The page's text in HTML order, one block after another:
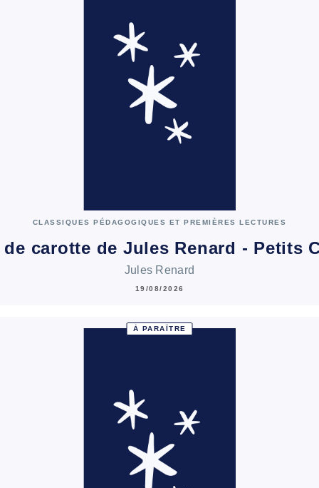
CLASSIQUES PÉDAGOGIQUES ET PREMIÈRES LECTURES
carotte de Jules Renard - Petits
Jules Renard
19/08/2026
À PARAÎTRE